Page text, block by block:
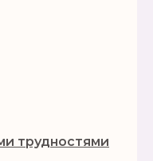
трудностями